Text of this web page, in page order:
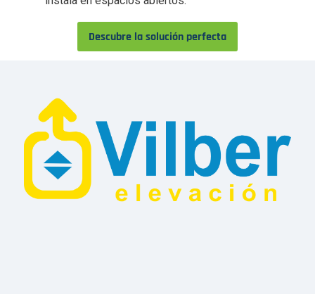
Descubre la solución perfecta